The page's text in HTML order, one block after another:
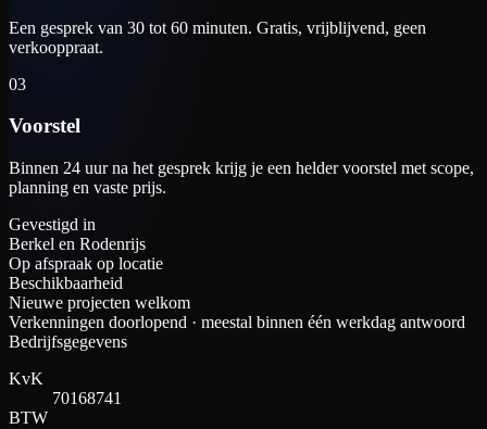
Een gesprek van 30 tot 60 minuten. Gratis, vrijblijvend, geen
verkooppraat.
03
Voorstel
Binnen 24 uur na het gesprek krijg je een helder voorstel met scope,
planning en vaste prijs.
Gevestigd in
Berkel en Rodenrijs
Op afspraak op locatie
Beschikbaarheid
Nieuwe projecten welkom
Verkenningen doorlopend · meestal binnen één werkdag antwoord
Bedrijfsgegevens
KvK
70168741
BTW